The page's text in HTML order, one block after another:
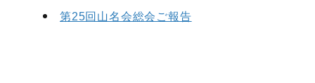
第25回山名会総会ご報告